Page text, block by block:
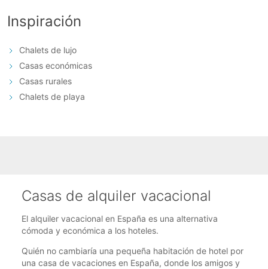
Inspiración
Chalets de lujo
Casas económicas
Casas rurales
Chalets de playa
Casas de alquiler vacacional
El alquiler vacacional en España es una alternativa
cómoda y económica a los hoteles.
Quién no cambiaría una pequeña habitación de hotel por
una casa de vacaciones en España, donde los amigos y